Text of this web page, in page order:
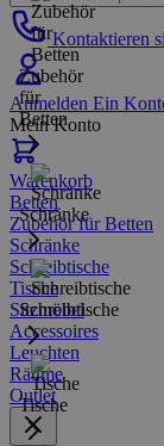
Kontaktieren
Anmelden Ein
Mein Konto
Warenkorb
Zubehör
für
Betten
Schränke
Schreibtische
Tische
Betten
Zubehör für Betten
Schränke
Schreibtische
Tische
Sitzmöbel
Accessoires
Leuchten
Räume
Outlet